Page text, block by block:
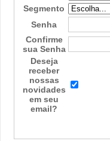
Segmento
Senha
Confirme
sua Senha
Deseja
receber
nossas
novidades
em seu
email?